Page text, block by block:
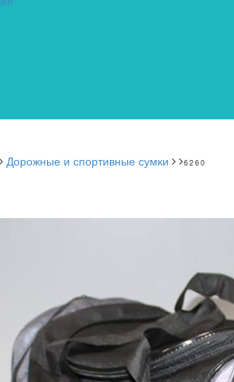
Дорожные и спортивные сумки
6260